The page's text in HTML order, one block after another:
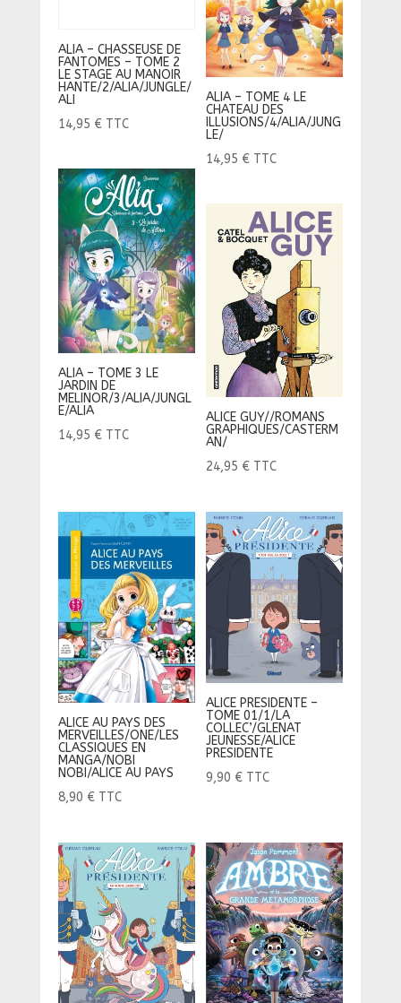
ALIA – CHASSEUSE DE
FANTOMES – TOME 2
LE STAGE AU MANOIR
HANTE/2/ALIA/JUNGLE/
ALI
14,95 € TTC
ALIA – TOME 4 LE
CHATEAU DES
ILLUSIONS/4/ALIA/JUNG
LE/
14,95 € TTC
ALIA – TOME 3 LE
JARDIN DE
MELINOR/3/ALIA/JUNGL
E/ALIA
14,95 € TTC
ALICE GUY//ROMANS
GRAPHIQUES/CASTERM
AN/
24,95 € TTC
ALICE AU PAYS DES
MERVEILLES/ONE/LES
CLASSIQUES EN
MANGA/NOBI
NOBI/ALICE AU PAYS
8,90 € TTC
ALICE PRESIDENTE –
TOME 01/1/LA
COLLEC’/GLENAT
JEUNESSE/ALICE
PRESIDENTE
9,90 € TTC